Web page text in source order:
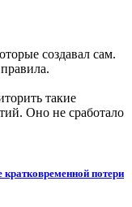
создавал сам.
такие
Оно не сработало
потери